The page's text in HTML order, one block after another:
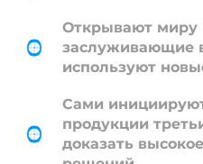
Открывают миру
заслуживающие
используют
Сами
продукции
доказать